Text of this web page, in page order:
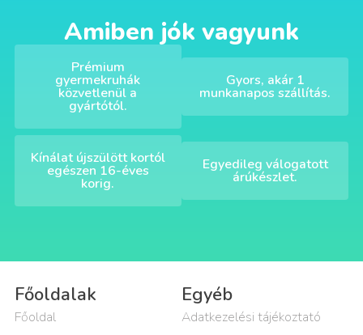
Amiben jók vagyunk
Prémium
gyermekruhák
közvetlenül a
gyártótól.
Gyors, akár 1
munkanapos szállítás.
Kínálat újszülött kortól
egészen 16-éves
korig.
Egyedileg válogatott
árúkészlet.
Főoldalak
Főoldal
Egyéb
Adatkezelési tájékoztató